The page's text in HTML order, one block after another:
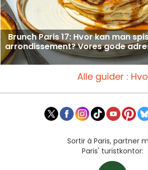
Brunch Paris 17: Hvor kan man
arrondissement? Vores gode
Alle guider :
Sortir à Paris, partner
Paris' turistkontor: